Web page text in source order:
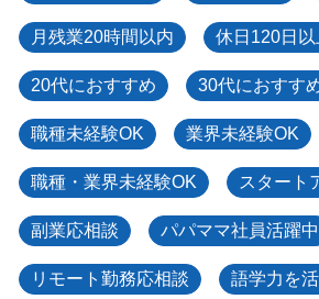
月残業20時間以内 休日120日以
20代におすすめ 30代におすす
職種未経験OK 業界未経験OK
職種・業界未経験OK スタート
副業応相談 パパママ社員活躍中
リモート勤務応相談 語学力を